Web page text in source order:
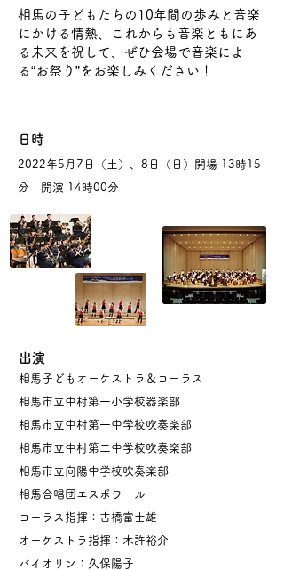
相馬の子どもたちの10年間の歩みと音楽
にかける情熱、これからも音楽ともにあ
る未来を祝して、ぜひ会場で音楽によ
る“お祭り”をお楽しみください！
日時
2022年5月7日（土）、8日（日）開場 13時15
分 開演 14時00分
出演
相馬子どもオーケストラ＆コーラス
相馬市立中村第一小学校器楽部
相馬市立中村第一中学校吹奏楽部
相馬市立中村第二中学校吹奏楽部
相馬市立向陽中学校吹奏楽部
相馬合唱団エスポワール
コーラス指揮：古橋富士雄
オーケストラ指揮：木許裕介
バイオリン：久保陽子